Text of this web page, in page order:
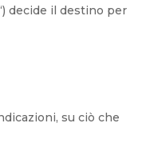
decide il destino per
su ciò che